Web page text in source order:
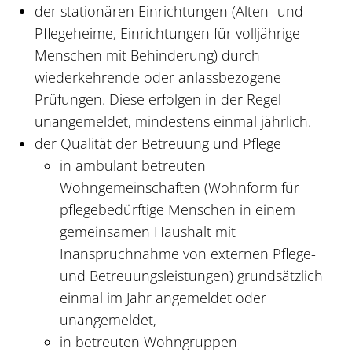
der stationären Einrichtungen (Alten- und
Pflegeheime, Einrichtungen für volljährige
Menschen mit Behinderung) durch
wiederkehrende oder anlassbezogene
Prüfungen. Diese erfolgen in der Regel
unangemeldet, mindestens einmal jährlich.
der Qualität der Betreuung und Pflege
in ambulant betreuten
Wohngemeinschaften (Wohnform für
pflegebedürftige Menschen in einem
gemeinsamen Haushalt mit
Inanspruchnahme von externen Pflege-
und Betreuungsleistungen) grundsätzlich
einmal im Jahr angemeldet oder
unangemeldet,
in betreuten Wohngruppen